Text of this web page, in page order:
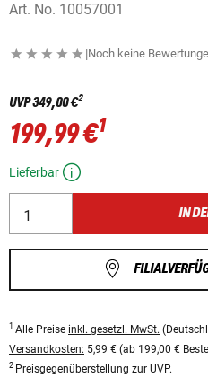
Art. No. 10057001
|Noch keine
UVP349,00 €2
199,99 €1
Lieferbar
IN
1 Alle Preise inkl. gesetzl. MwSt.
Versandkosten: 5,99 € (ab 199,00 €
2 Preisgegenüberstellung zur UVP.